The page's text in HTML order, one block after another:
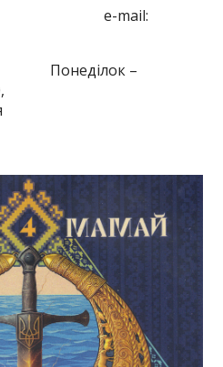
66-55 e-mail:
Понеділок –